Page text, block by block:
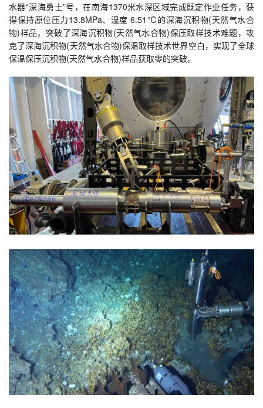
水器“深海勇士”号，在南海1370米水深区域完成既定作业任务，获
得保持原位压力13.8MPa、温度 6.51℃的深海沉积物(天然气水合
物)样品，突破了深海沉积物(天然气水合物)保压取样技术难题，攻
克了深海沉积物(天然气水合物)保温取样技术世界空白，实现了全球
保温保压沉积物(天然气水合物)样品获取零的突破。